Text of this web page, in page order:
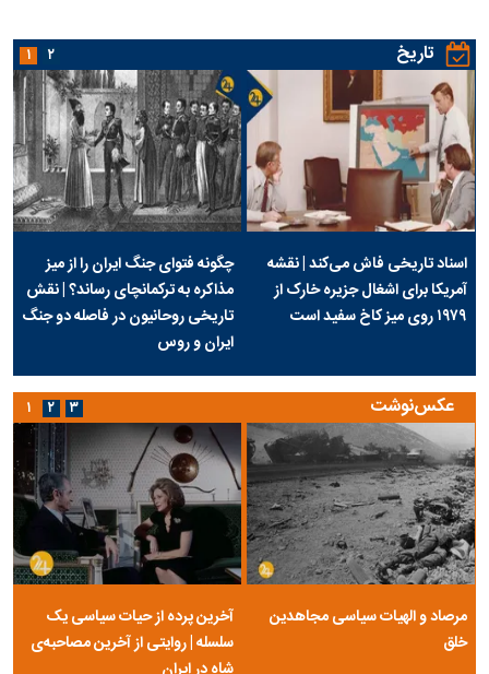
تاریخ
اسناد تاریخی فاش می‌کند | نقشه
آمریکا برای اشغال جزیره خارک از
۱۹۷۹ روی میز کاخ سفید است
چگونه فتوای جنگ ایران را از میز
مذاکره به ترکمانچای رساند؟ | نقش
تاریخی روحانیون در فاصله دو جنگ
ایران و روس
۱ ۲
عکس‌نوشت
مرصاد و الهیات سیاسی مجاهدین
خلق
آخرین پرده از حیات سیاسی یک
سلسله | روایتی از آخرین مصاحبه‌ی
۱ ۲ ۳